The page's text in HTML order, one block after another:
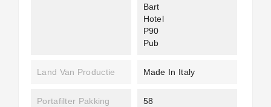
Bart
Hotel
P90
Pub
Land Van Productie Made In Italy
Portafilter Pakking
58